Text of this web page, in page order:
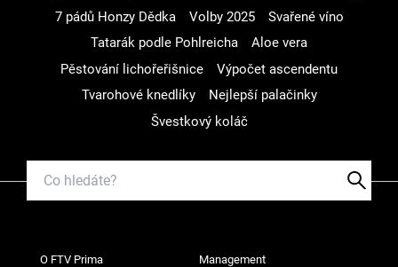
7 pádů Honzy Dědka
Volby 2025
Svařené víno
Tatarák podle Pohlreicha
Aloe vera
Pěstování lichořeřišnice
Výpočet ascendentu
Tvarohové knedlíky
Nejlepší palačinky
Švestkový koláč
O FTV Prima Management